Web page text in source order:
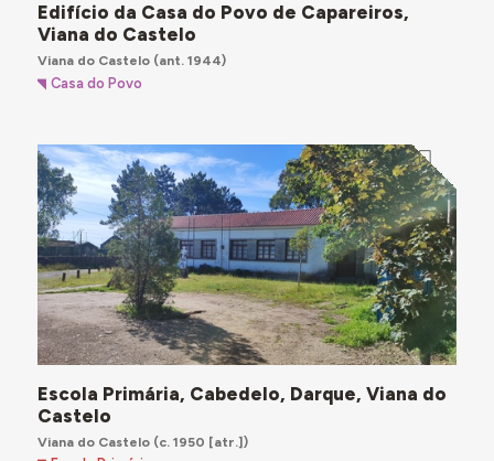
Edifício da Casa do Povo de Capareiros,
Viana do Castelo
Viana do Castelo(ant. 1944)
Casa do Povo
Escola Primária, Cabedelo, Darque, Viana do
Castelo
Viana do Castelo(c. 1950 [atr.])